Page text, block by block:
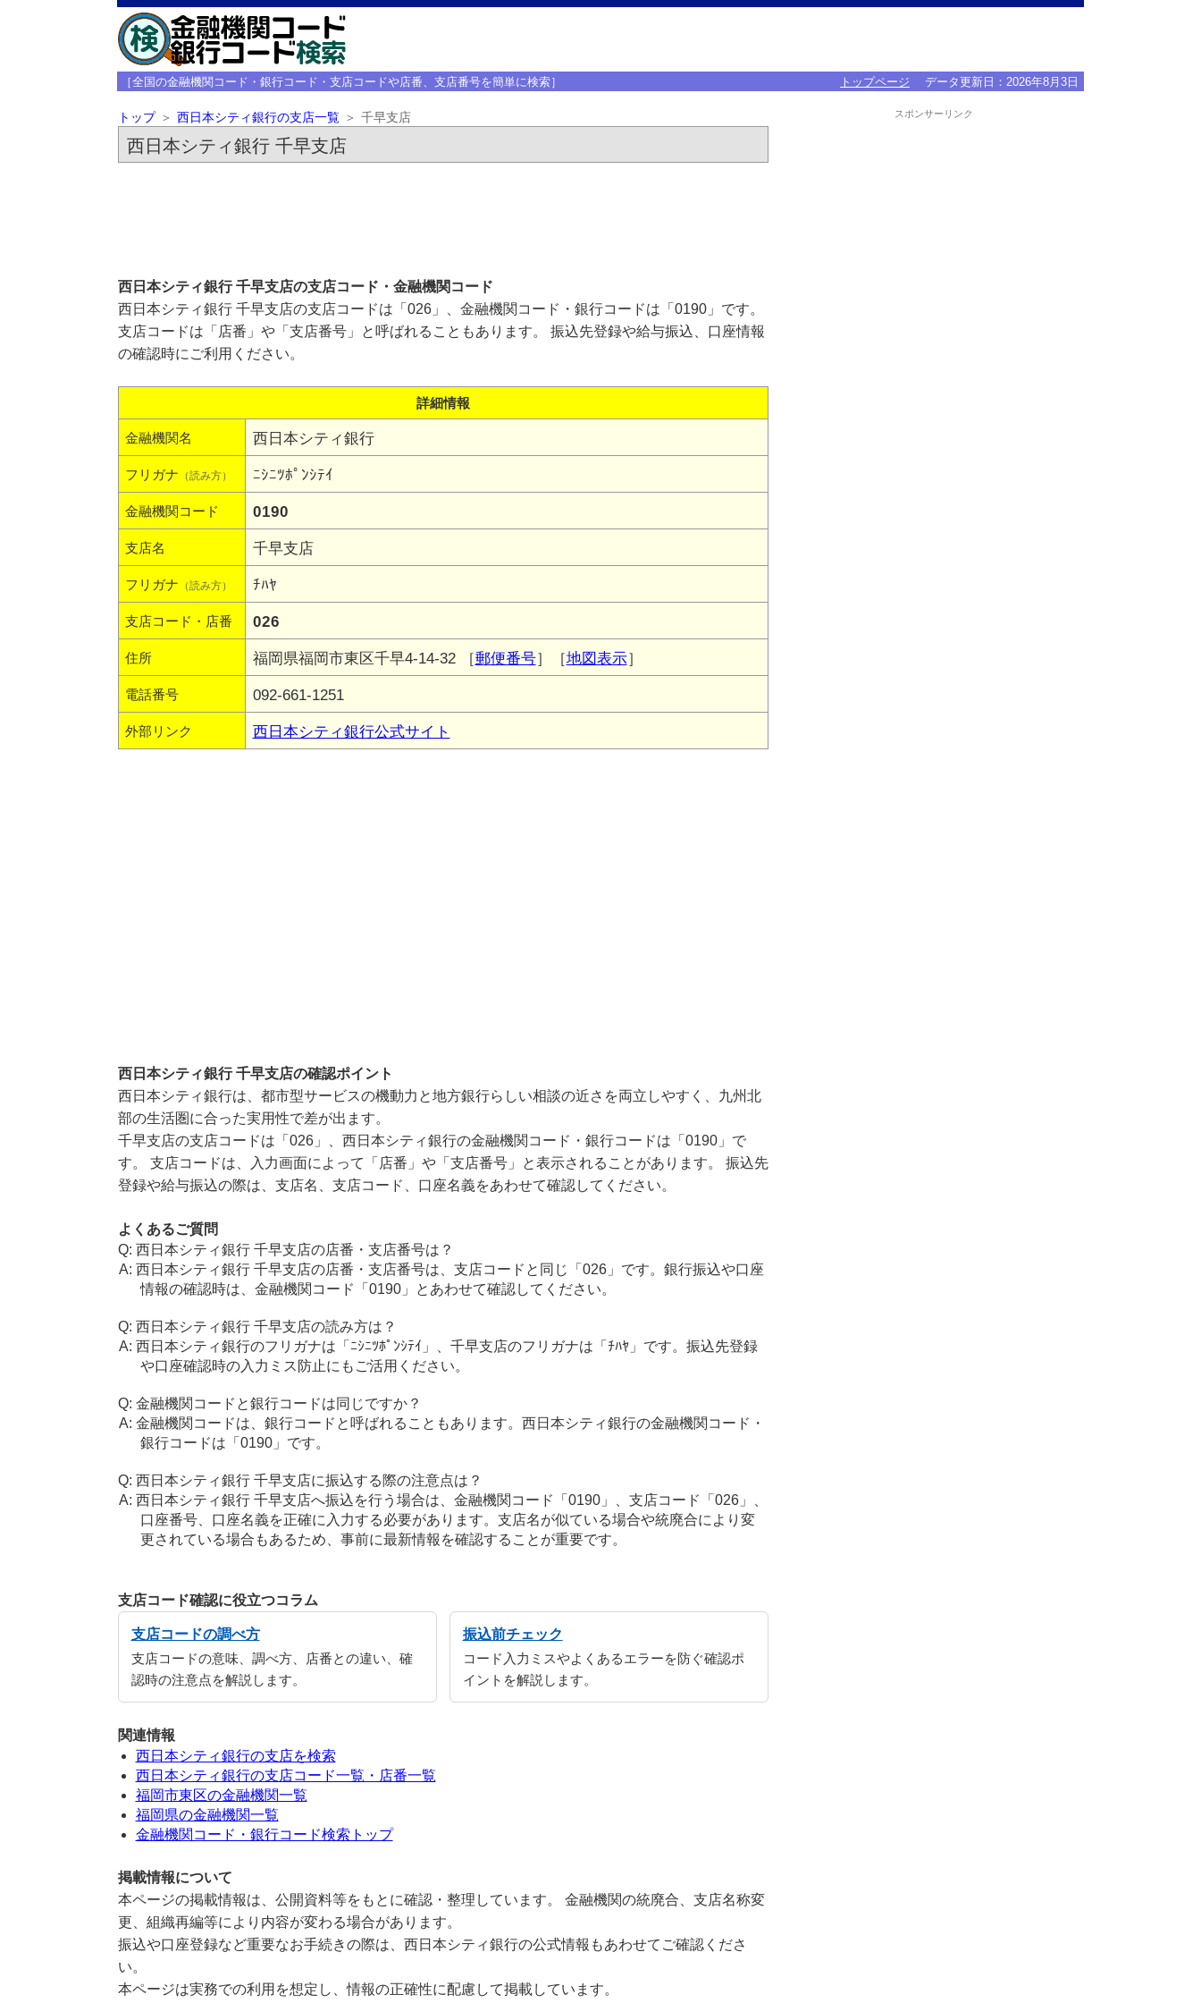
［全国の金融機関コード・銀行コード・支店コードや店番、支店番号を簡単に検索］ トップページ データ更新日： 2026年8月3日
トップ 西日本シティ銀行の支店一覧 千早支店
西日本シティ銀行 千早支店
西日本シティ銀行 千早支店の支店コード・金融機関コード
西日本シティ銀行 千早支店の支店コードは「026」、金融機関コード・銀行コードは「0190」です。
支店コードは「店番」や「支店番号」と呼ばれることもあります。 振込先登録や給与振込、口座情報
の確認時にご利用ください。
詳細情報
金融機関名 西日本シティ銀行
フリガナ （読み方） ﾆｼﾆﾂﾎﾟﾝｼﾃｲ
金融機関コード 0190
支店名 千早支店
フリガナ （読み方） ﾁﾊﾔ
支店コード・店番 026
住所 福岡県福岡市東区千早4-14-32 ［郵便番号］［地図表示］
電話番号 092-661-1251
外部リンク 西日本シティ銀行公式サイト
西日本シティ銀行 千早支店の確認ポイント
西日本シティ銀行は、都市型サービスの機動力と地方銀行らしい相談の近さを両立しやすく、九州北
部の生活圏に合った実用性で差が出ます。
千早支店の支店コードは「026」、西日本シティ銀行の金融機関コード・銀行コードは「0190」で
す。 支店コードは、入力画面によって「店番」や「支店番号」と表示されることがあります。 振込先
登録や給与振込の際は、支店名、支店コード、口座名義をあわせて確認してください。
よくあるご質問
西日本シティ銀行 千早支店の店番・支店番号は？
西日本シティ銀行 千早支店の店番・支店番号は、支店コードと同じ「026」です。銀行振込や口座
情報の確認時は、金融機関コード「0190」とあわせて確認してください。
西日本シティ銀行 千早支店の読み方は？
西日本シティ銀行のフリガナは「ﾆｼﾆﾂﾎﾟﾝｼﾃｲ」、千早支店のフリガナは「ﾁﾊﾔ」です。振込先登録
や口座確認時の入力ミス防止にもご活用ください。
金融機関コードと銀行コードは同じですか？
金融機関コードは、銀行コードと呼ばれることもあります。西日本シティ銀行の金融機関コード・
銀行コードは「0190」です。
西日本シティ銀行 千早支店に振込する際の注意点は？
西日本シティ銀行 千早支店へ振込を行う場合は、金融機関コード「0190」、支店コード「026」、
口座番号、口座名義を正確に入力する必要があります。支店名が似ている場合や統廃合により変
更されている場合もあるため、事前に最新情報を確認することが重要です。
支店コード確認に役立つコラム
支店コードの調べ方
支店コードの意味、調べ方、店番との違い、確
認時の注意点を解説します。
振込前チェック
コード入力ミスやよくあるエラーを防ぐ確認ポ
イントを解説します。
関連情報
西日本シティ銀行の支店を検索
西日本シティ銀行の支店コード一覧・店番一覧
福岡市東区の金融機関一覧
福岡県の金融機関一覧
金融機関コード・銀行コード検索トップ
掲載情報について
本ページの掲載情報は、公開資料等をもとに確認・整理しています。 金融機関の統廃合、支店名称変
更、組織再編等により内容が変わる場合があります。
振込や口座登録など重要なお手続きの際は、西日本シティ銀行の公式情報もあわせてご確認くださ
い。
本ページは実務での利用を想定し、情報の正確性に配慮して掲載しています。
スポンサーリンク